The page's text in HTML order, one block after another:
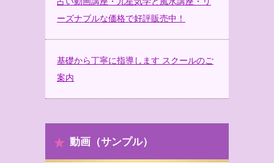
ーズナブルな価格で好評販売中！
基礎から丁寧に指導します スクールのご
案内
動画（サンプル）